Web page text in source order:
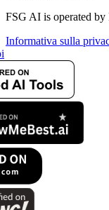
FSG AI is operated
Informativa sulla